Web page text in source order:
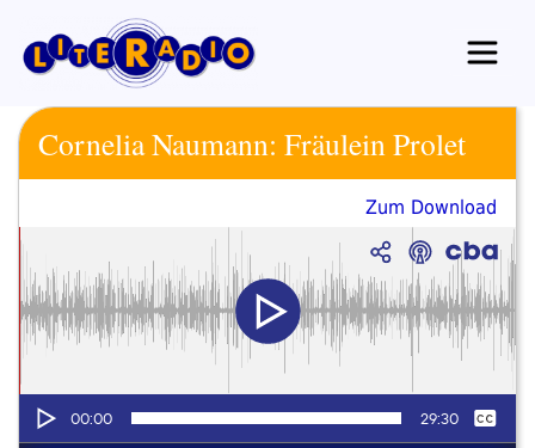
Inhalt
springen
Cornelia Naumann: Fräulein Prolet
Zum Download